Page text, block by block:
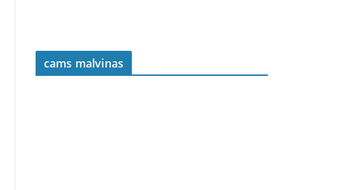
cams malvinas